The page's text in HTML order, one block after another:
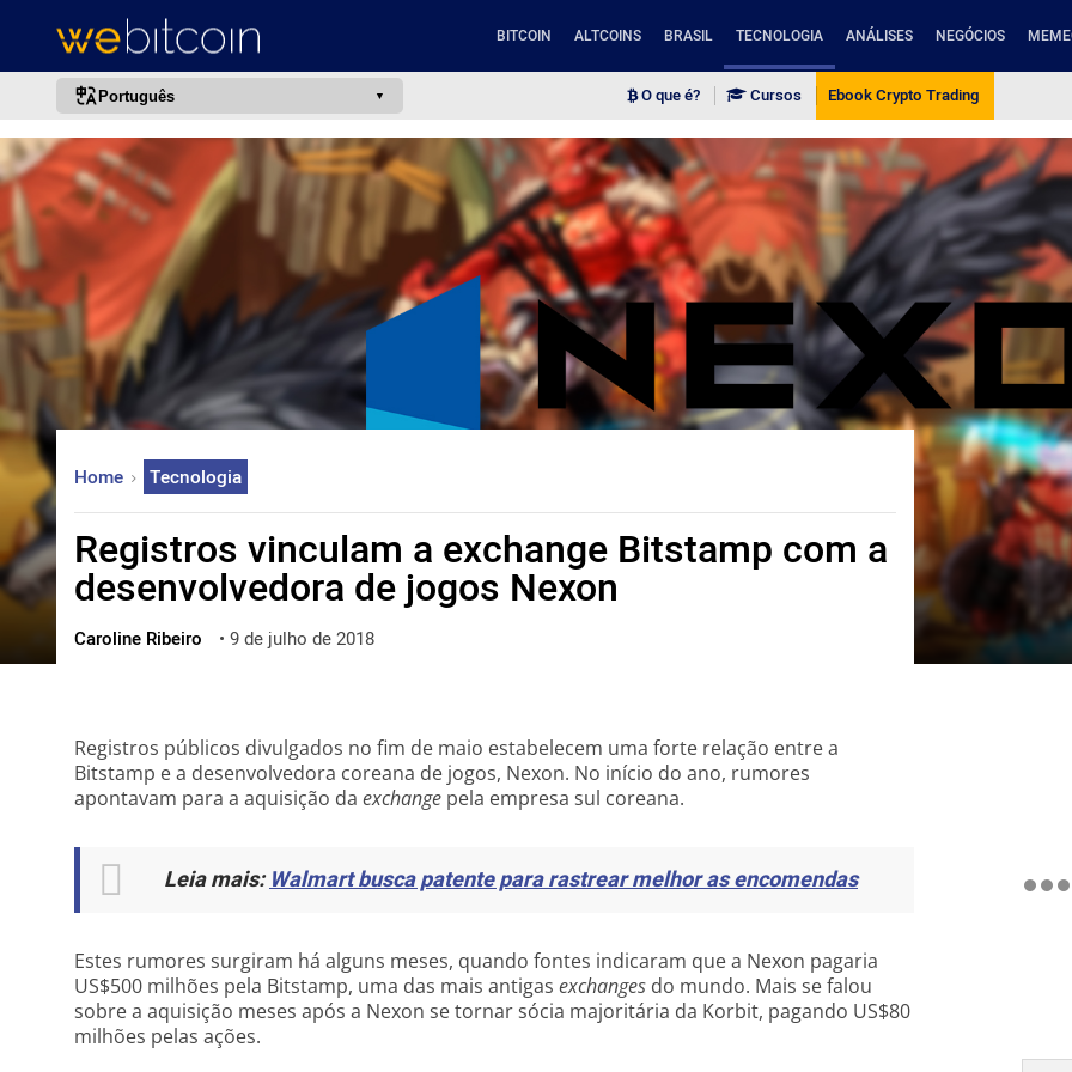
BITCOIN ALTCOINS BRASIL TECNOLOGIA ANÁLISES NEGÓCIOS
Português
português (BR)
english
español
français
italiano
deutsch
日本語
中文
한국어
العربية
ไทย
ქართული
O que é? Cursos Ebook Crypto Trading
Home Tecnologia
Registros vinculam a exchange Bitstamp com a
desenvolvedora de jogos Nexon
Caroline Ribeiro • 9 de julho de 2018
Registros públicos divulgados no fim de maio estabelecem uma forte relação entre a
Bitstamp e a desenvolvedora coreana de jogos, Nexon. No início do ano, rumores
apontavam para a aquisição da exchange pela empresa sul coreana.
Leia mais:Walmart busca patente para rastrear melhor as encomendas
Estes rumores surgiram há alguns meses, quando fontes indicaram que a Nexon pagaria
US$500 milhões pela Bitstamp, uma das mais antigas exchanges do mundo. Mais se falou
sobre a aquisição meses após a Nexon se tornar sócia majoritária da Korbit, pagando US$80
milhões pelas ações.